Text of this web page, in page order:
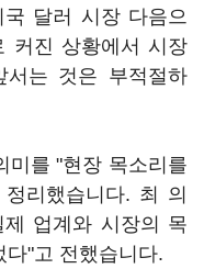
달러 시장 다음으
커진 상황에서 시장
는 것은 부적절하
미를 "현장 목소리를
리했습니다. 최 의
업계와 시장의 목
"고 전했습니다.